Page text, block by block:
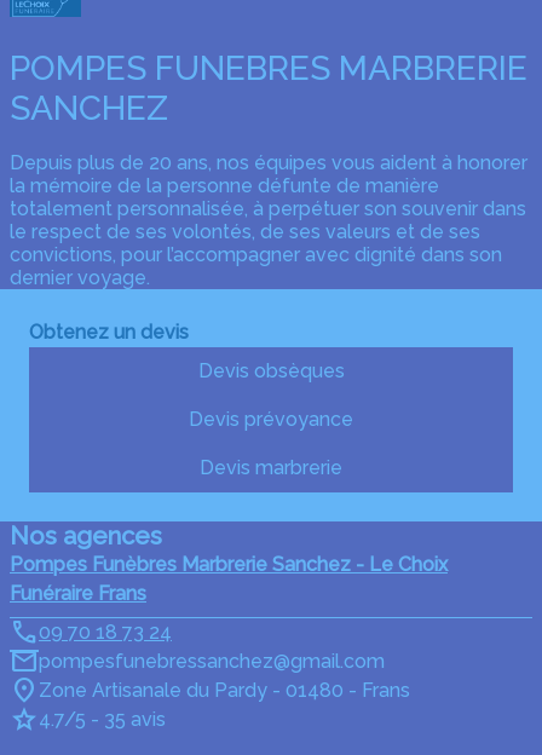
POMPES FUNEBRES MARBRERIE
SANCHEZ
Depuis plus de 20 ans, nos équipes vous aident à honorer
la mémoire de la personne défunte de manière
totalement personnalisée, à perpétuer son souvenir dans
le respect de ses volontés, de ses valeurs et de ses
convictions, pour l’accompagner avec dignité dans son
dernier voyage.
Obtenez un devis
Devis obsèques
Devis prévoyance
Devis marbrerie
Nos agences
Pompes Funèbres Marbrerie Sanchez - Le Choix
Funéraire Frans
09 70 18 73 24
pompesfunebressanchez@gmail.com
Zone Artisanale du Pardy - 01480 - Frans
4.7/5 - 35 avis